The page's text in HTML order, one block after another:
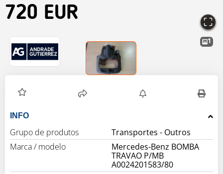
720 EUR
1
INFO
Grupo de produtos
Marca / modelo
Mercedes-Benz BOMBA
TRAVAO P/MB
A0024201583/80